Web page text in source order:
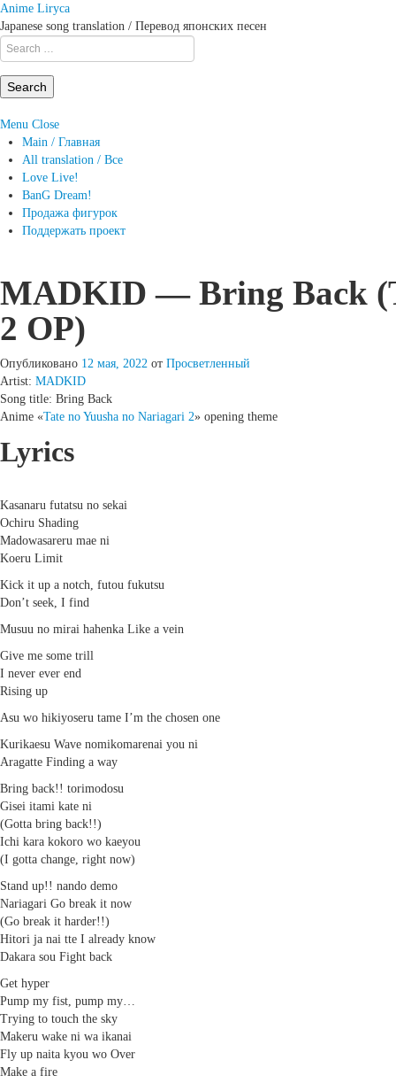
Anime Liryca
Japanese song translation / Перевод японских песен
Search
on:
Menu Close
Main / Главная
All translation / Все
Love Live!
BanG Dream!
Продажа фигурок
Поддержать проект
MADKID — Bring Back
2 OP)
Опубликовано 12 мая, 2022 от Просветленный
Artist: MADKID
Song title: Bring Back
Anime «Tate no Yuusha no Nariagari 2» opening theme
Lyrics
Kasanaru futatsu no sekai
Ochiru Shading
Madowasareru mae ni
Koeru Limit
Kick it up a notch, futou fukutsu
Don’t seek, I find
Musuu no mirai hahenka Like a vein
Give me some trill
I never ever end
Rising up
Asu wo hikiyoseru tame I’m the chosen one
Kurikaesu Wave nomikomarenai you ni
Aragatte Finding a way
Bring back!! torimodosu
Gisei itami kate ni
(Gotta bring back!!)
Ichi kara kokoro wo kaeyou
(I gotta change, right now)
Stand up!! nando demo
Nariagari Go break it now
(Go break it harder!!)
Hitori ja nai tte I already know
Dakara sou Fight back
Get hyper
Pump my fist, pump my…
Trying to touch the sky
Makeru wake ni wa ikanai
Fly up naita kyou wo Over
Make a fire